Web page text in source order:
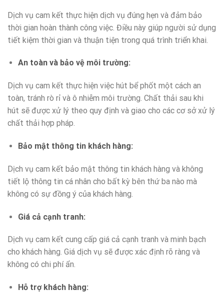
Dịch vụ cam kết thực hiện dịch vụ đúng hẹn và đảm bảo
thời gian hoàn thành công việc. Điều này giúp người sử dụng
tiết kiệm thời gian và thuận tiện trong quá trình triển khai.
An toàn và bảo vệ môi trường:
Dịch vụ cam kết thực hiện việc hút bể phốt một cách an
toàn, tránh rò rỉ và ô nhiễm môi trường. Chất thải sau khi
hút sẽ được xử lý theo quy định và giao cho các cơ sở xử lý
chất thải hợp pháp.
Bảo mật thông tin khách hàng:
Dịch vụ cam kết bảo mật thông tin khách hàng và không
tiết lộ thông tin cá nhân cho bất kỳ bên thứ ba nào mà
không có sự đồng ý của khách hàng.
Giá cả cạnh tranh:
Dịch vụ cam kết cung cấp giá cả cạnh tranh và minh bạch
cho khách hàng. Giá dịch vụ sẽ được xác định rõ ràng và
không có chi phí ẩn.
Hỗ trợ khách hàng: